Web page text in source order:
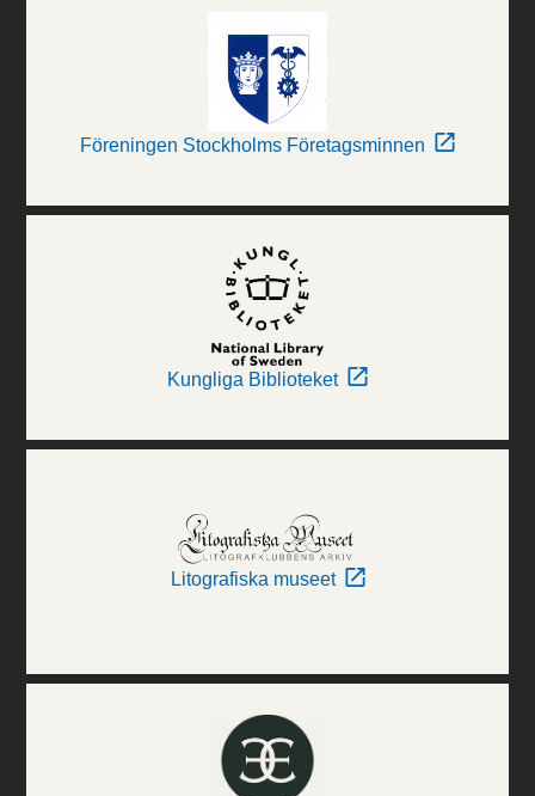
Föreningen Stockholms Företagsminnen
Kungliga Biblioteket
Litografiska museet